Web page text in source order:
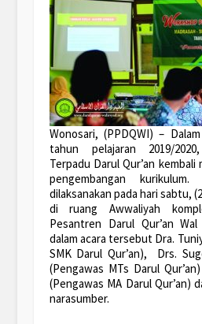
Wonosari, (PPDQWI) –
tahun pelajaran 2019/
Terpadu Darul Qur’an
pengembangan
dilaksanakan pada hari sabtu,
di ruang Awwaliyah
Pesantren Darul Qur’an
dalam acara tersebut Dra.
SMK Darul Qur’an), Drs.
(Pengawas MTs Darul
(Pengawas MA Darul Qur’an)
narasumber.